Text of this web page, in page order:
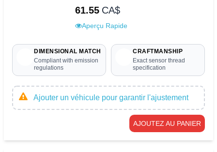
61.55 CA$
Aperçu Rapide
DIMENSIONAL MATCH
Compliant with emission
regulations
CRAFTMANSHIP
Exact sensor thread
specification
Ajouter un véhicule pour garantir l'ajustement
AJOUTEZ AU PANIER